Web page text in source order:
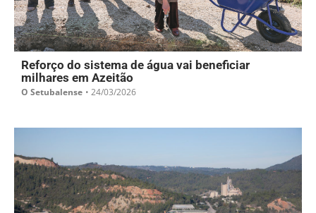
Reforço do sistema de água vai beneficiar
milhares em Azeitão
O Setubalense • 24/03/2026